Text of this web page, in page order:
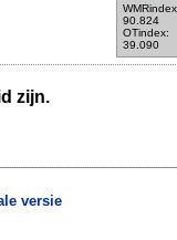
90.824
OTindex:
39.090
zijn.
versie